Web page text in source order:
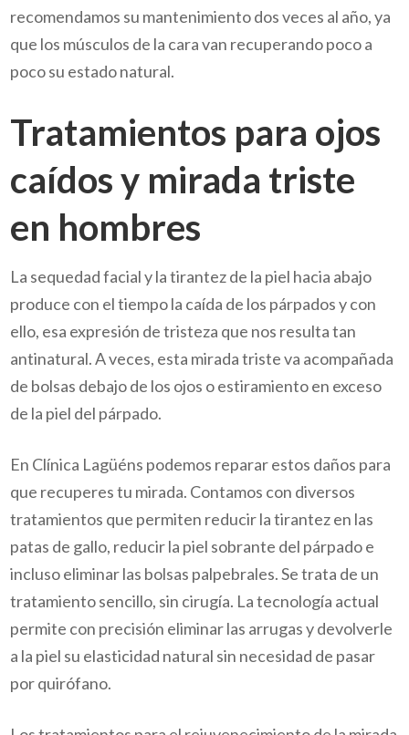
recomendamos su mantenimiento dos veces al año, ya
que los músculos de la cara van recuperando poco a
poco su estado natural.
Tratamientos para ojos
caídos y mirada triste
en hombres
La sequedad facial y la tirantez de la piel hacia abajo
produce con el tiempo la caída de los párpados y con
ello, esa expresión de tristeza que nos resulta tan
antinatural. A veces, esta mirada triste va acompañada
de bolsas debajo de los ojos o estiramiento en exceso
de la piel del párpado.
En Clínica Lagüéns podemos reparar estos daños para
que recuperes tu mirada. Contamos con diversos
tratamientos que permiten reducir la tirantez en las
patas de gallo, reducir la piel sobrante del párpado e
incluso eliminar las bolsas palpebrales. Se trata de un
tratamiento sencillo, sin cirugía. La tecnología actual
permite con precisión eliminar las arrugas y devolverle
a la piel su elasticidad natural sin necesidad de pasar
por quirófano.